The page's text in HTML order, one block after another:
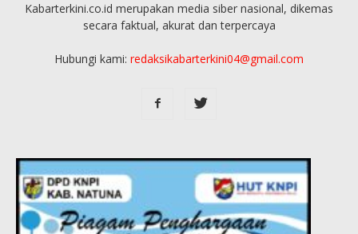
Kabarterkini.co.id merupakan media siber nasional, dikemas
secara faktual, akurat dan terpercaya
Hubungi kami: redaksikabarterkini04@gmail.com